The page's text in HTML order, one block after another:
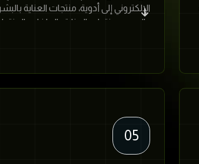
الإلكتروني إلى أدوية، منتجات العناية
والجسم، منتجات العناية بالطفل
05